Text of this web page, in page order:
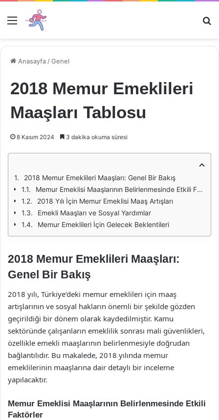
Menü
Anasayfa /Genel
2018 Memur Emeklileri
Maaşları Tablosu
8 Kasım 2024 3 dakika okuma süresi
2018 Memur Emeklileri Maaşları: Genel Bir Bakış
Memur Emeklisi Maaşlarının Belirlenmesinde Etkili Faktörler
2018 Yılı İçin Memur Emeklisi Maaş Artışları
Emekli Maaşları ve Sosyal Yardımlar
Memur Emeklileri İçin Gelecek Beklentileri
2018 Memur Emeklileri Maaşları:
Genel Bir Bakış
2018 yılı, Türkiye’deki memur emeklileri için maaş
artışlarının ve sosyal hakların önemli bir şekilde gözden
geçirildiği bir dönem olarak kaydedilmiştir. Kamu
sektöründe çalışanların emeklilik sonrası mali güvenlikleri,
özellikle emekli maaşlarının belirlenmesiyle doğrudan
bağlantılıdır. Bu makalede, 2018 yılında memur
emeklilerinin maaşlarına dair detaylı bir inceleme
yapılacaktır.
Memur Emeklisi Maaşlarının Belirlenmesinde Etkili
Faktörler